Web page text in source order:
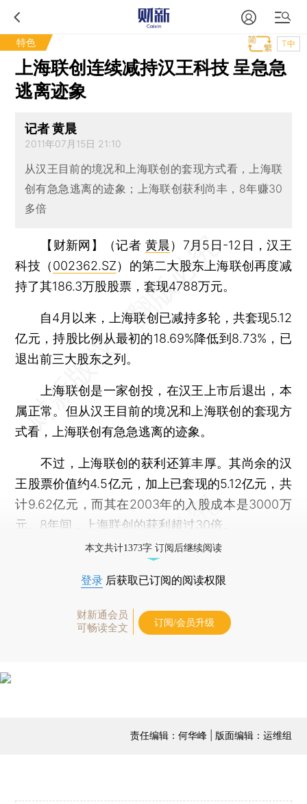
特色 T中
上海联创连续减持汉王科技 呈急急
逃离迹象
记者 黄晨
2011年07月15日 21:10
从汉王目前的境况和上海联创的套现方式看，上海联
创有急急逃离的迹象；上海联创获利尚丰，8年赚30
多倍
【财新网】（记者 黄晨） 7月5日-12日，汉王
科技（002362.SZ）的第二大股东上海联创再度减
持了其186.3万股股票，套现4788万元。
自4月以来，上海联创已减持多轮，共套现5.12
亿元，持股比例从最初的18.69%降低到8.73%，已
退出前三大股东之列。
上海联创是一家创投，在汉王上市后退出，本
属正常。但从汉王目前的境况和上海联创的套现方
式看，上海联创有急急逃离的迹象。
不过，上海联创的获利还算丰厚。其尚余的汉
王股票价值约4.5亿元，加上已套现的5.12亿元，共
计9.62亿元，而其在2003年的入股成本是3000万
元。8年间，上海联创的获利超过30倍。
本文共计1373字 订阅后继续阅读
登录 后获取已订阅的阅读权限
财新通会员
可畅读全文
订阅/会员升级
责任编辑：何华峰 | 版面编辑：运维组